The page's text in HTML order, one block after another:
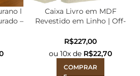
l
–
Caixa Livro em MDF
Revestido em Linho | Off-
R$
ou 10x de R$22,70
COMPRAR